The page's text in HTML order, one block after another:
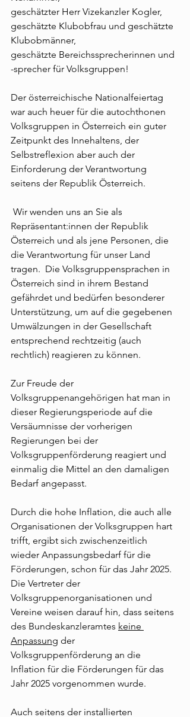
geschätzter Herr Vizekanzler Kogler,
geschätzte Klubobfrau und geschätzte
Klubobmänner,
geschätzte Bereichssprecherinnen und
-sprecher für Volksgruppen!
Der österreichische Nationalfeiertag
war auch heuer für die autochthonen
Volksgruppen in Österreich ein guter
Zeitpunkt des Innehaltens, der
Selbstreflexion aber auch der
Einforderung der Verantwortung
seitens der Republik Österreich.
Wir wenden uns an Sie als
Repräsentant:innen der Republik
Österreich und als jene Personen, die
die Verantwortung für unser Land
tragen.  Die Volksgruppensprachen in
Österreich sind in ihrem Bestand
gefährdet und bedürfen besonderer
Unterstützung, um auf die gegebenen
Umwälzungen in der Gesellschaft
entsprechend rechtzeitig (auch
rechtlich) reagieren zu können.
Zur Freude der
Volksgruppenangehörigen hat man in
dieser Regierungsperiode auf die
Versäumnisse der vorherigen
Regierungen bei der
Volksgruppenförderung reagiert und
einmalig die Mittel an den damaligen
Bedarf angepasst.
Durch die hohe Inflation, die auch alle
Organisationen der Volksgruppen hart
trifft, ergibt sich zwischenzeitlich
wieder Anpassungsbedarf für die
Förderungen, schon für das Jahr 2025.
Die Vertreter der
Volksgruppenorganisationen und
Vereine weisen darauf hin, dass seitens
des Bundeskanzleramtes keine
Anpassung der
Volksgruppenförderung an die
Inflation für die Förderungen für das
Jahr 2025 vorgenommen wurde.
Auch seitens der installierten